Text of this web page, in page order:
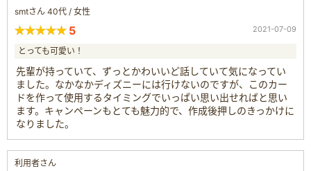
smtさん 40代 / 女性
5 2021-07-09
とっても可愛い！
先輩が持っていて、ずっとかわいいど話していて気になってい
ました。なかなかディズニーには行けないのですが、このカー
ドを作って使用するタイミングでいっぱい思い出せればと思い
ます。キャンペーンもとても魅力的で、作成後押しのきっかけに
なりました。
利用者さん